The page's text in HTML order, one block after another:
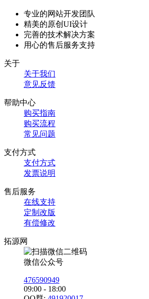
专业的网站开发团队
精美的原创UI设计
完善的技术解决方案
用心的售后服务支持
关于
关于我们
意见反馈
帮助中心
购买指南
购买流程
常见问题
支付方式
支付方式
发票说明
售后服务
在线支持
定制改版
有偿修改
拓源网
微信公众号
476590949
09:00 - 18:00